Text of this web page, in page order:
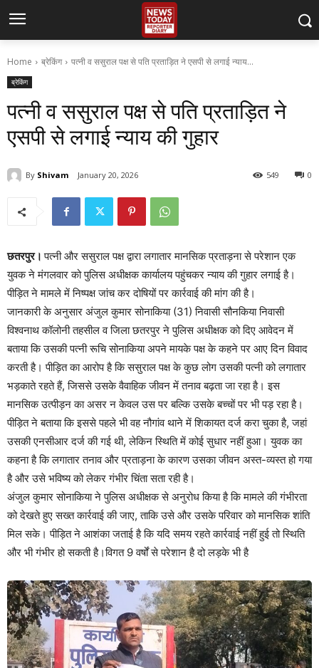
Home ब्रेकिंग पत्नी व ससुराल पक्ष से पति प्रताड़ित ने एसपी से लगाई न्याय...
ब्रेकिंग
पत्नी व ससुराल पक्ष से पति प्रताड़ित ने
एसपी से लगाई न्याय की गुहार
By Shivam January 20, 2026 0
549
छतरपुर।पत्नी और ससुराल पक्ष द्वारा लगातार मानसिक प्रताड़ना से परेशान एक
युवक ने मंगलवार को पुलिस अधीक्षक कार्यालय पहुंचकर न्याय की गुहार लगाई है।
पीड़ित ने मामले में निष्पक्ष जांच कर दोषियों पर कार्रवाई की मांग की है।
जानकारी के अनुसार अंजुल कुमार सोनाकिया (31) निवासी सौनकिया निवासी
विश्वनाथ कॉलोनी तहसील व जिला छतरपुर ने पुलिस अधीक्षक को दिए आवेदन में
बताया कि उसकी पत्नी रूचि सोनाकिया अपने मायके पक्ष के कहने पर आए दिन विवाद
करती है। पीड़ित का आरोप है कि ससुराल पक्ष के कुछ लोग उसकी पत्नी को लगातार
भड़काते रहते हैं, जिससे उसके वैवाहिक जीवन में तनाव बढ़ता जा रहा है। इस
मानसिक उत्पीड़न का असर न केवल उस पर बल्कि उसके बच्चों पर भी पड़ रहा है।
पीड़ित ने बताया कि इससे पहले भी वह नौगांव थाने में शिकायत दर्ज करा चुका है, जहां
उसकी एनसीआर दर्ज की गई थी, लेकिन स्थिति में कोई सुधार नहीं हुआ। युवक का
कहना है कि लगातार तनाव और प्रताड़ना के कारण उसका जीवन अस्त-व्यस्त हो गया
है और उसे भविष्य को लेकर गंभीर चिंता सता रही है।
अंजुल कुमार सोनाकिया ने पुलिस अधीक्षक से अनुरोध किया है कि मामले की गंभीरता
को देखते हुए सख्त कार्रवाई की जाए, ताकि उसे और उसके परिवार को मानसिक शांति
मिल सके। पीड़ित ने आशंका जताई है कि यदि समय रहते कार्रवाई नहीं हुई तो स्थिति
और भी गंभीर हो सकती है।विगत 9 वर्षों से परेशान है दो लड़के भी है